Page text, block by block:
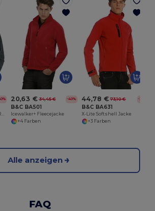
20,63 € 34,45 € -40%
B&C BA501
Icewalker+ Fleecejacke
+4 Farben
44,78 € 73,10 € -39%
B&C BA631
X-Lite Softshell Jacke
+3 Farben
Alle anzeigen
FAQ